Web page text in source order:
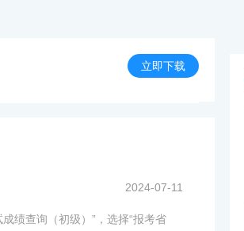
立即下载
2024-07-11
绩查询（初级）”，选择“报考省